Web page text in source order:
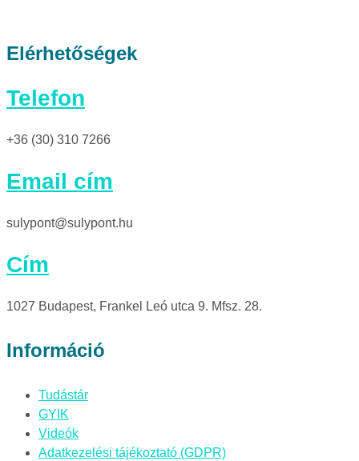
Elérhetőségek
Telefon
+36 (30) 310 7266
Email cím
sulypont@sulypont.hu
Cím
1027 Budapest, Frankel Leó utca 9. Mfsz. 28.
Információ
Tudástár
GYIK
Videók
Adatkezelési tájékoztató (GDPR)